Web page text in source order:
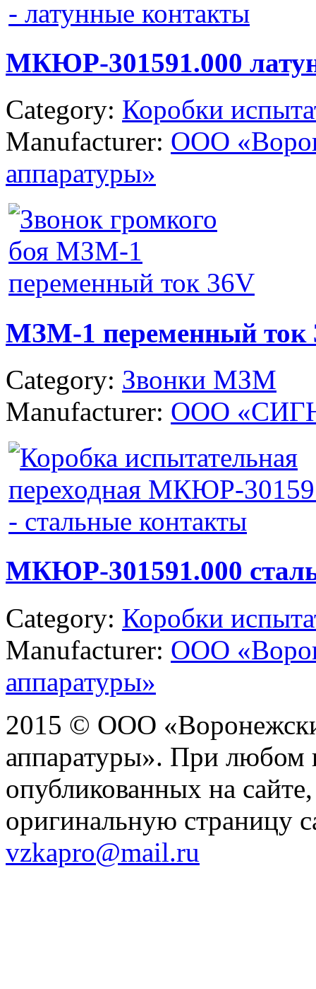
МКЮР-301591.000
Category: Коробки
Manufacturer: ООО
аппаратуры»
МЗМ-1 переменный ток
Category: Звонки МЗМ
Manufacturer: ООО
МКЮР-301591.000
Category: Коробки
Manufacturer: ООО
аппаратуры»
2015 © ООО
аппаратуры». При любом
опубликованных на
оригинальную страницу
vzkapro@mail.ru